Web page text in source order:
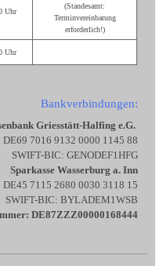
Uhr
(Standesamt:
Terminvereinbarung
erforderlich!)
Uhr
Bankverbindungen:
Griesstätt-Halfing e.G.
7016 9132 0000 1145 88
SWIFT-BIC: GENODEF1HFG
Sparkasse Wasserburg a. Inn
7115 2680 0030 3118 15
SWIFT-BIC: BYLADEM1WSB
DE87ZZZ00000168444